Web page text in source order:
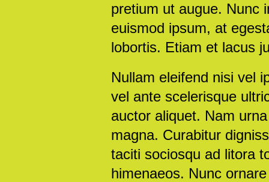
pretium ut augue. Nunc
euismod ipsum, at
lobortis. Etiam et lacus
Nullam eleifend nisi vel
vel ante scelerisque
auctor aliquet. Nam
magna. Curabitur
taciti sociosqu ad litora
himenaeos. Nunc